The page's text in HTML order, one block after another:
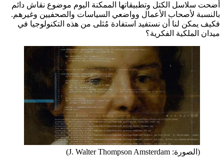
أضحت سلاسل الكتل وتطبيقاتها الممكنة اليوم موضوع نقاش دائم
بالنسبة لأصحاب الأعمال وواضعي السياسات والصحفيين وغيرهم.
فكيف يمكن لنا أن نستفيد استفادة مُثلى من هذه التكنولوجيا في
ميدان الملكية الفكرية؟
(الصورة: J. Walter Thompson Amsterdam)